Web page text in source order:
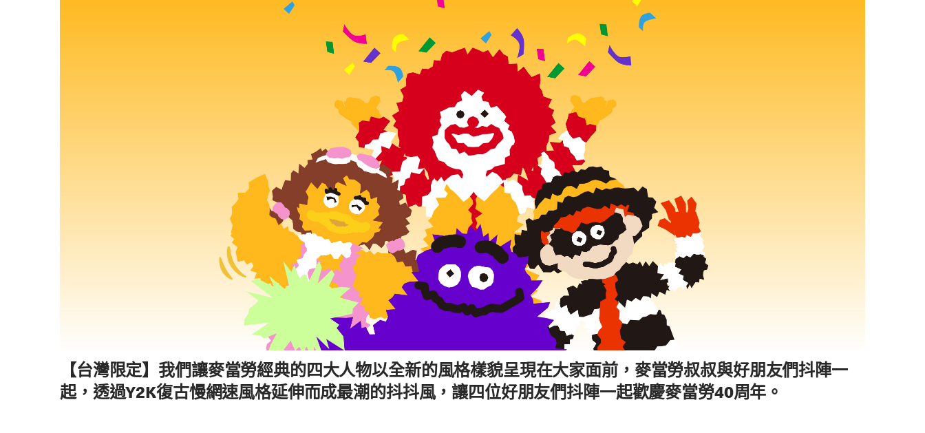
【台灣限定】我們讓麥當勞經典的四大人物以全新的風格樣貌呈現在大家面前，麥當勞叔叔與好朋友們抖陣一
起，透過Y2K復古慢網速風格延伸而成最潮的抖抖風，讓四位好朋友們抖陣一起歡慶麥當勞40周年。